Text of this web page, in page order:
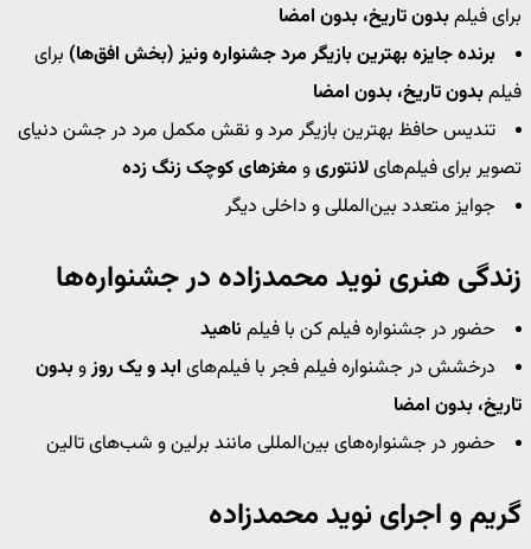
برای فیلمبدون تاریخ، بدون امضا
برنده جایزه بهترین بازیگر مرد جشنواره ونیز (بخش افق‌ها) برای
فیلمبدون تاریخ، بدون امضا
تندیس حافظ بهترین بازیگر مرد و نقش مکمل مرد در جشن دنیای
تصویر برای فیلم‌هایلانتوریو مغزهای کوچک زنگ زده
جوایز متعدد بین‌المللی و داخلی دیگر
زندگی هنری نوید محمدزاده در جشنواره‌ها
حضور در جشنواره فیلم کن با فیلم ناهید
درخشش در جشنواره فیلم فجر با فیلم‌های ابد و یک روزوبدون
تاریخ، بدون امضا
حضور در جشنواره‌های بین‌المللی مانند برلین و شب‌های تالین
گریم و اجرای نوید محمدزاده